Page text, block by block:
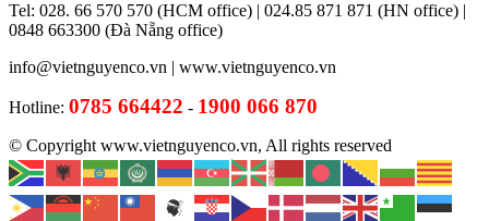
Tel: 028. 66 570 570 (HCM office) | 024.85 871 871 (HN office) |
0848 663300 (Đà Nẵng office)
info@vietnguyenco.vn | www.vietnguyenco.vn
Hotline: 0785 664422 - 1900 066 870
© Copyright www.vietnguyenco.vn, All rights reserved